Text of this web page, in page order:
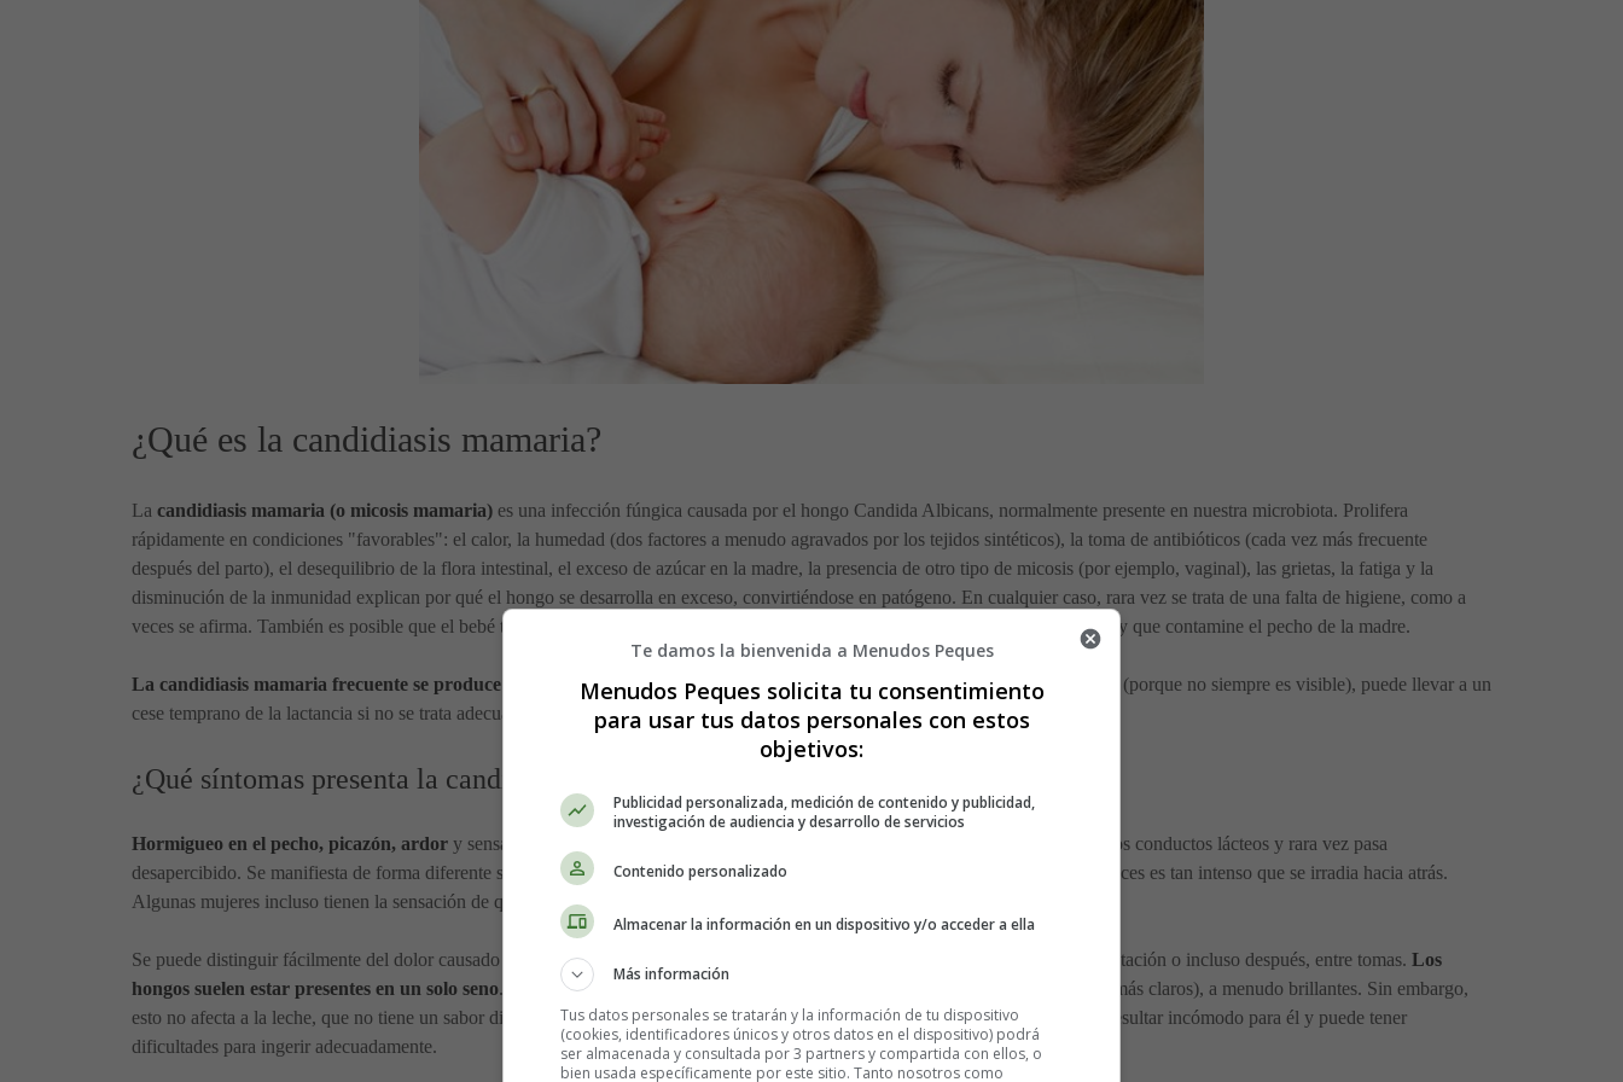
¿Qué es la candidiasis mamaria?
La candidiasis mamaria (o micosis mamaria) es una infección fúngica causada por el hongo Candida Albicans, normalmente presente en nuestra microbiota. Prolifera
rápidamente en condiciones "favorables": el calor, la humedad (dos factores a menudo agravados por los tejidos sintéticos), la toma de antibióticos (cada vez más frecuente
después del parto), el desequilibrio de la flora intestinal, el exceso de azúcar en la madre, la presencia de otro tipo de micosis (por ejemplo, vaginal), las grietas, la fatiga y la
disminución de la inmunidad explican por qué el hongo se desarrolla en exceso, convirtiéndose en patógeno. En cualquier caso, rara vez se trata de una falta de higiene, como a
veces se afirma. También es posible que el bebé tenga
, visible por las pequeñas manchas blancas de su lengua, y que contamine el pecho de la madre.
La candidiasis mamaria frecuente se produce a menudo en los primeros meses de la lactancia. A menudo mal diagnosticada (porque no siempre es visible), puede llevar a un
cese temprano de la lactancia si no se trata adecuadamente.
¿Qué síntomas presenta la candidiasis mamaria?
Hormigueo en el pecho, picazón, ardor y sensaciones pulsátiles desde el pezón hasta la axila, el dolor suele subir a lo largo de los conductos lácteos y rara vez pasa
desapercibido. Se manifiesta de forma diferente según la localización del hongo, su importancia y la sensibilidad de la madre. A veces es tan intenso que se irradia hacia atrás.
Algunas mujeres incluso tienen la sensación de que agujas penetran en el pecho: es realmente muy doloroso.
Se puede distinguir fácilmente del dolor causado por la succión del bebé y de una grieta porque suele aparecer al final de la alimentación o incluso después, entre tomas. Los
hongos suelen estar presentes en un solo seno. Los pezones y las areolas pueden tener un aspecto normal o estar descoloridos (más claros), a menudo brillantes. Sin embargo,
esto no afecta a la leche, que no tiene un sabor diferente. Si el bebé tiene esta candidiasis en la boca, en forma de muguet, puede resultar incómodo para él y puede tener
dificultades para ingerir adecuadamente.
Te damos la bienvenida a Menudos Peques
Menudos Peques solicita tu consentimiento
para usar tus datos personales con estos
objetivos:
Publicidad personalizada, medición de contenido y publicidad,
investigación de audiencia y desarrollo de servicios
Contenido personalizado
Almacenar la información en un dispositivo y/o acceder a ella
Más información
Tus datos personales se tratarán y la información de tu dispositivo
(cookies, identificadores únicos y otros datos en el dispositivo) podrá
ser almacenada y consultada por 3 partners y compartida con ellos, o
bien usada específicamente por este sitio. Tanto nosotros como